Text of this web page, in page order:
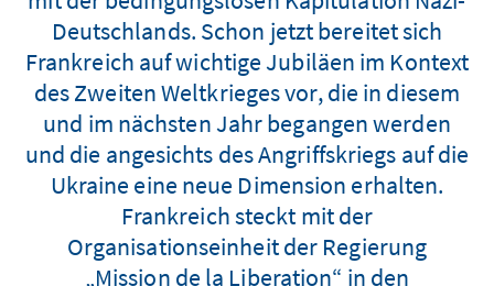
Deutschlands. Schon jetzt bereitet sich
Frankreich auf wichtige Jubiläen im Kontext
des Zweiten Weltkrieges vor, die in diesem
und im nächsten Jahr begangen werden
und die angesichts des Angriffskriegs auf die
Ukraine eine neue Dimension erhalten.
Frankreich steckt mit der
Organisationseinheit der Regierung
„Mission de la Liberation“ in den